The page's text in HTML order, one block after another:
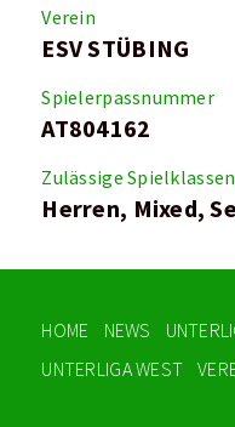
Verein
ESV STÜBING
Spielerpassnummer
AT804162
Zulässige Spielklassen
Herren, Mixed,
HOME NEWS
UNTERLIGA WEST